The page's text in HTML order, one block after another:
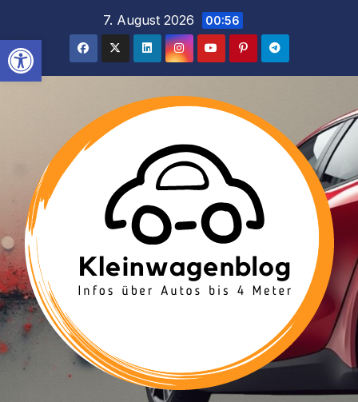
Werkzeugleiste öffnen
springen
7. August 2026 00:56